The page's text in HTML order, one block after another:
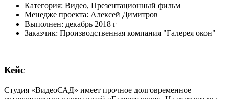
Категория: Видео, Презентационный фильм
Менедже проекта: Алексей Димитров
Выполнен: декабрь 2018 г
Заказчик: Производственная компания "Галерея окон"
Кейс
Студия «ВидеоСАД» имеет прочное долговременное